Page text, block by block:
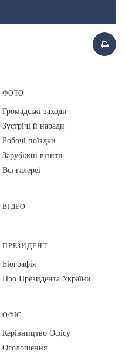
ФОТО
Громадські заходи
Зустрічі й наради
Робочі поїздки
Зарубіжні візити
Всі галереї
ВІДЕО
ПРЕЗИДЕНТ
Біографія
Про Президента України
ОФІС
Керівництво Офісу
Оголошення